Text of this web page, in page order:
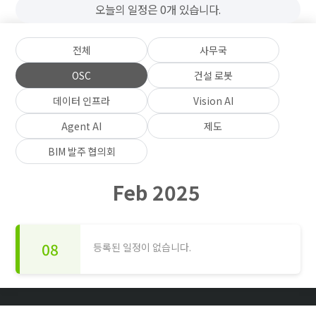
오늘의 일정은 0개 있습니다.
전체
사무국
OSC
건설 로봇
데이터 인프라
Vision AI
Agent AI
제도
BIM 발주 협의회
Feb 2025
08 등록된 일정이 없습니다.